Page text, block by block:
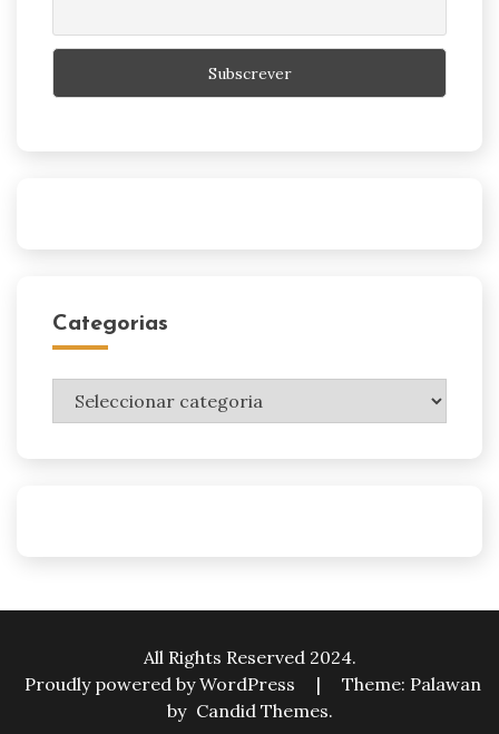
Categorias
Categorias
All Rights Reserved 2024.
Proudly powered by WordPress
|
Theme: Palawan
by Candid Themes.